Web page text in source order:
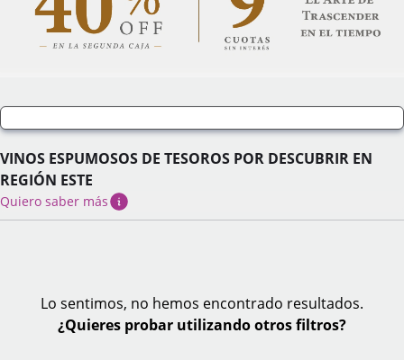
VINOS ESPUMOSOS DE TESOROS POR DESCUBRIR EN
REGIÓN ESTE
Quiero saber más
Lo sentimos, no hemos encontrado resultados.
¿Quieres probar utilizando otros filtros?